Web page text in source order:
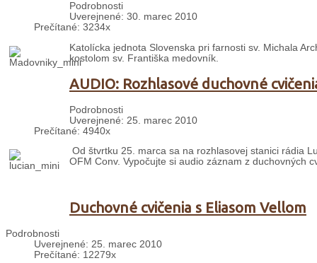
Podrobnosti
Uverejnené: 30. marec 2010
Prečítané: 3234x
Katolícka jednota Slovenska pri farnosti sv. Michala
kostolom sv. Františka medovník.
AUDIO: Rozhlasové duchovné
Podrobnosti
Uverejnené: 25. marec 2010
Prečítané: 4940x
Od štvrtku 25. marca sa na rozhlasovej stanici rádia
OFM Conv. Vypočujte si audio záznam z duchovných
Duchovné cvičenia s Eliasom Vellom
Podrobnosti
Uverejnené: 25. marec 2010
Prečítané: 12279x